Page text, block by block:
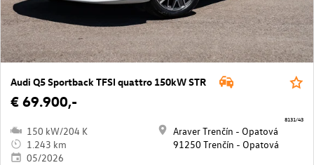
Audi Q5 Sportback TFSI quattro 150kW STR
€ 69.900,-
150 kW/204 K
1.243 km
05/2026
Araver Trenčín - Opatová
91250 Trenčín - Opatová
8131/43